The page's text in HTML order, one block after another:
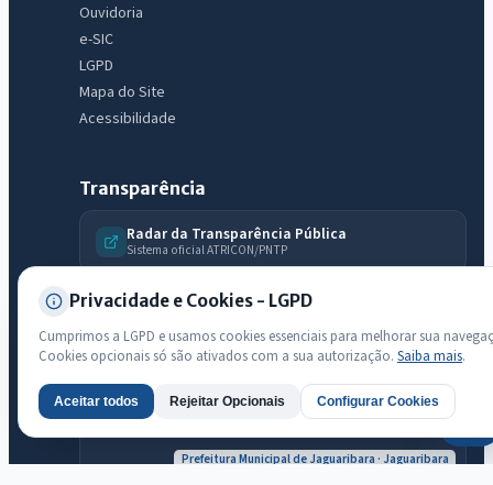
Ouvidoria
e-SIC
LGPD
Mapa do Site
Acessibilidade
Transparência
Radar da Transparência Pública
Sistema oficial ATRICON/PNTP
Diagnóstico Atricon
Índice de transparência
Prefeitura Municipal de Jaguaribara · Jaguaribara
Privacidade e Cookies - LGPD
Cumprimos a LGPD e usamos cookies essenciais para melhorar sua
Cookies opcionais só são ativados com a sua autorização. Saiba mais.
Aceitar todos Rejeitar Opcionais Configurar Cookies